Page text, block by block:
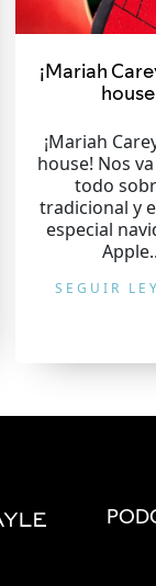
¡Mariah
¡Mariah
house! Nos
todo
tradicional y
especial
SEGUIR